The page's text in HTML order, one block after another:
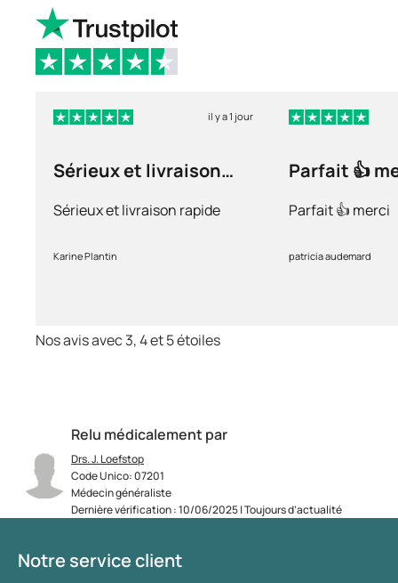
Relu médicalement par
Drs. J. Loefstop
Code Unico: 07201
Médecin généraliste
Dernière vérification : 10/06/2025 | Toujours d’actualité
il y a 1 jour
Sérieux et livraison
Sérieux et livraison rapide
Karine Plantin
Parfait 👍
Parfait 👍 merci
patricia audemard
Nos avis avec 3, 4 et 5 étoiles
Notre service client